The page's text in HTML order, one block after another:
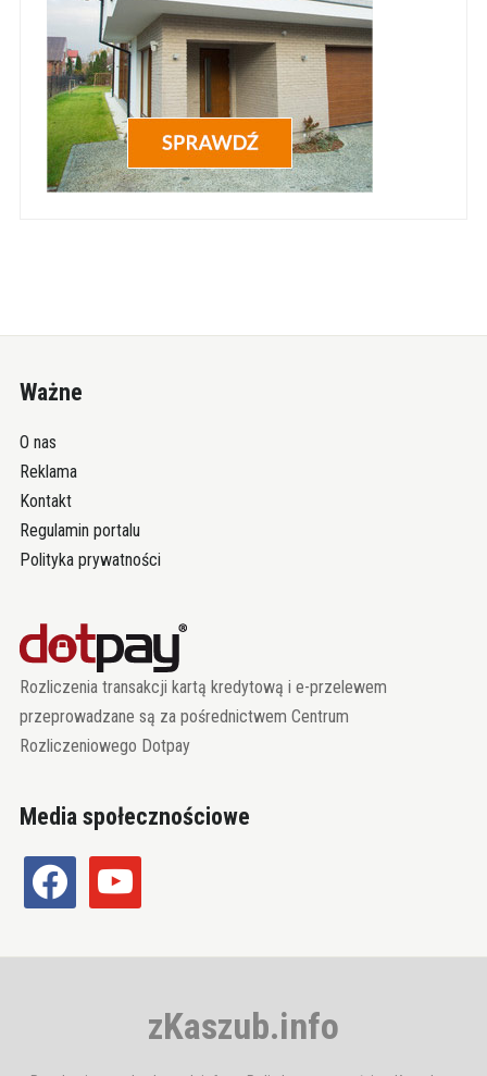
Ważne
O nas
Reklama
Kontakt
Regulamin portalu
Polityka prywatności
Rozliczenia transakcji kartą kredytową i e-przelewem
przeprowadzane są za pośrednictwem Centrum
Rozliczeniowego Dotpay
Media społecznościowe
facebook youtube
zKaszub.info